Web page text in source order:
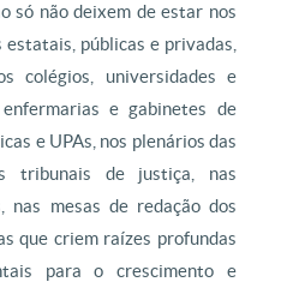
só não deixem de estar nos
públicas e privadas,
colégios, universidades e
e gabinetes de
e UPAs, nos plenários das
tribunais de justiça, nas
nas mesas de redação dos
que criem raízes profundas
para o crescimento e